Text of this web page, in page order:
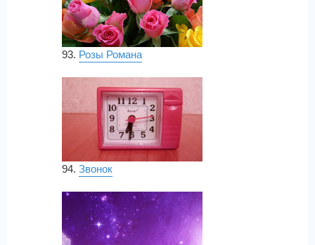
93. Розы Романа
94. Звонок